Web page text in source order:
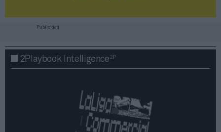
Publicidad
2Playbook Intelligence2P